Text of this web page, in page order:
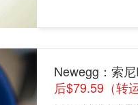
Newegg：索
后$79.59（转